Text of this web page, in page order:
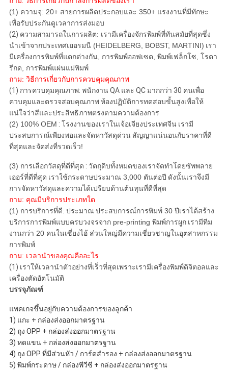
(1) ความจุ: 20+ สายการผลิตประกอบและ 350+ แรงงานที่มีทักษะ
เพื่อรับประกันดูเวลาการส่งมอบ
(2) ความสามารถในการผลิต: เรามีเครื่องจักรพิมพ์ที่ทันสมัยที่สุดซึ่ง
นำเข้าจากประเทศเยอรมนี (HEIDELBERG, BOBST, MARTINI) เรา
มีเครื่องการพิมพ์ที่แตกต่างกัน, การพิมพ์ออฟเซต, พิมพ์เฟล็กโซ, โรตา
รีกด, การพิมพ์แผ่นแม่พิมพ์
ถาม: วิธีการเกี่ยวกับการควบคุมคุณภาพ
(1) การควบคุมคุณภาพ: พนักงาน QA และ QC มากกว่า 30 คนเพื่อ
ควบคุมและตรวจสอบคุณภาพ ห้องปฏิบัติการทดสอบขั้นสูงเพื่อให้
แน่ใจว่าสีและประสิทธิภาพตรงตามความต้องการ
(2) 100% OEM : โรงงานของเราในเจ้อเจียงประเทศจีน เรามี
ประสบการณ์เพียงพอและจัดหาวัสดุด่วน สัญญาแน่นอนกับราคาที่ดี
ที่สุดและจัดส่งที่รวดเร็ว!
(3) การเลือกวัสดุที่ดีที่สุด : วัตถุดิบทั้งหมดของเราจัดทำโดยซัพพลาย
เออร์ที่ดีที่สุด เราใช้กระดาษประมาณ 3,000 ตันต่อปี ดังนั้นเราจึงมี
การจัดหาวัสดุและความได้เปรียบด้านต้นทุนที่ดีที่สุด
ถาม: คุณมีบริการประเภทใด
(1) การบริการที่ดี: ประมาณประสบการณ์การพิมพ์ 30 ปีเราได้สร้าง
บริการการพิมพ์แบบครบวงจรจาก pre-printing พิมพ์การผูก เรามีทีม
งานกว่า 20 คนในเซี่ยงไฮ้ ส่วนใหญ่มีความเชี่ยวชาญในอุตสาหกรรม
การพิมพ์
ถาม: เวลานำของคุณคืออะไร
(1) เราให้เวลานำตัวอย่างที่เร็วที่สุดเพราะเรามีเครื่องพิมพ์ดิจิตอลและ
เครื่องตัดอัตโนมัติ
บรรจุภัณฑ์
แพคเกจขึ้นอยู่กับความต้องการของลูกค้า
1) แกะ + กล่องส่งออกมาตรฐาน
2) ถุง OPP + กล่องส่งออกมาตรฐาน
3) หดแขน + กล่องส่งออกมาตรฐาน
4) ถุง OPP ที่มีส่วนหัว / การ์ดสำรอง + กล่องส่งออกมาตรฐาน
5) พิมพ์กระดาษ / กล่องพีวีซี + กล่องส่งออกมาตรฐาน